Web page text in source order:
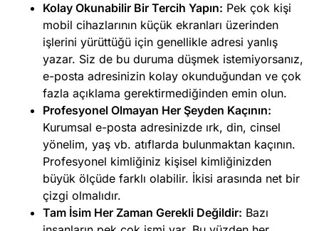
Kolay Okunabilir Bir Tercih Yapın: Pek çok kişi
mobil cihazlarının küçük ekranları üzerinden
işlerini yürüttüğü için genellikle adresi yanlış
yazar. Siz de bu duruma düşmek istemiyorsanız,
e-posta adresinizin kolay okunduğundan ve çok
fazla açıklama gerektirmediğinden emin olun.
Profesyonel Olmayan Her Şeyden Kaçının:
Kurumsal e-posta adresinizde ırk, din, cinsel
yönelim, yaş vb. atıflarda bulunmaktan kaçının.
Profesyonel kimliğiniz kişisel kimliğinizden
büyük ölçüde farklı olabilir. İkisi arasında net bir
çizgi olmalıdır.
Tam İsim Her Zaman Gerekli Değildir: Bazı